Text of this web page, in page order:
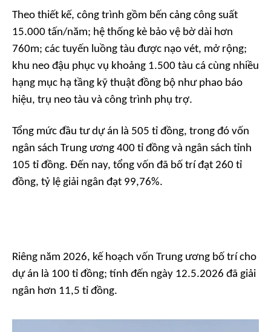
Theo thiết kế, công trình gồm bến cảng công suất
15.000 tấn/năm; hệ thống kè bảo vệ bờ dài hơn
760m; các tuyến luồng tàu được nạo vét, mở rộng;
khu neo đậu phục vụ khoảng 1.500 tàu cá cùng nhiều
hạng mục hạ tầng kỹ thuật đồng bộ như phao báo
hiệu, trụ neo tàu và công trình phụ trợ.
Tổng mức đầu tư dự án là 505 tỉ đồng, trong đó vốn
ngân sách Trung ương 400 tỉ đồng và ngân sách tỉnh
105 tỉ đồng. Đến nay, tổng vốn đã bố trí đạt 260 tỉ
đồng, tỷ lệ giải ngân đạt 99,76%.
Riêng năm 2026, kế hoạch vốn Trung ương bố trí cho
dự án là 100 tỉ đồng; tính đến ngày 12.5.2026 đã giải
ngân hơn 11,5 tỉ đồng.